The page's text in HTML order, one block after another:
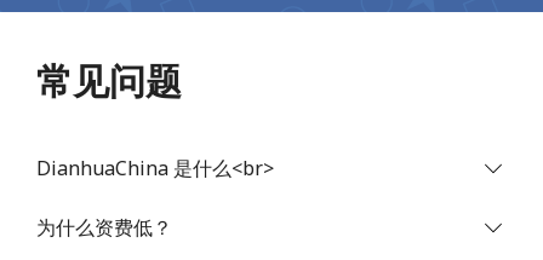
或
常见问题
DianhuaChina 是什么<br>
为什么资费低？